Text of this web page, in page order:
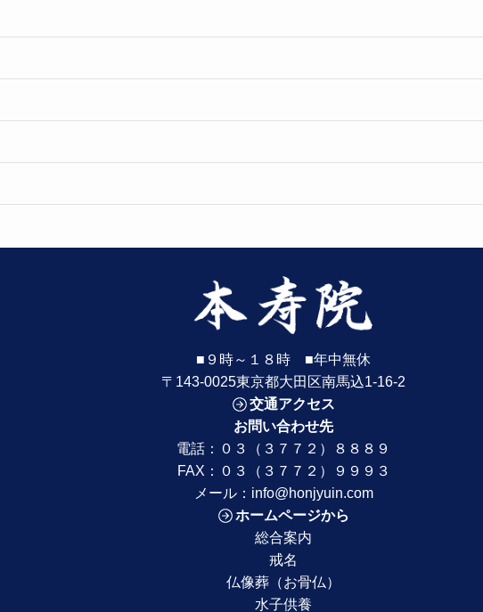
■９時～１８時 ■年中無休
〒143-0025東京都大田区南馬込1-16-2
交通アクセス
お問い合わせ先
電話： ０３（３７７２）８８８９
FAX：０３（３７７２）９９９３
メール： info@honjyuin.com
ホームページから
総合案内
戒名
仏像葬（お骨仏）
水子供養